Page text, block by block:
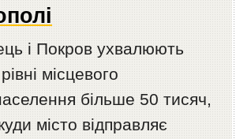
і Покров ухвалюють
місцевого
більше 50 тисяч,
місто відправляє